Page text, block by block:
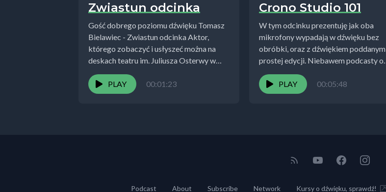
Zwiastun odcinka
Gość dobrego poziomu dźwięku Tomasz
Bielawiec - Zwiastun odcinka Aktor,
którego zobaczyć i usłyszeć można na
deskach teatru im. Juliusza Osterwy w
lublinie.
https://www.teatrosterwy.pl/pl,0,s212,d18,tomasz_bielawiec.html
...
PLAY 00:01:23
Crono Studio 101
W tym odcinku prezentuję jak oba
mikrofony wypadają w dźwięku bez
obróbki, oraz z dźwiękiem poddanym
prostej edycji. Niebawem podcasty o
mikrofonach z wyższej...
PLAY
00:05:48
Podcast About Subscribe Network Kursy o dźwięku, sprawdź!